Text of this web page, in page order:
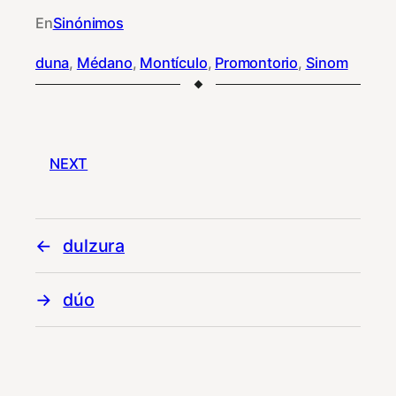
EnSinónimos
duna, Médano, Montículo, Promontorio, Sinom
NEXT
dulzura
dúo